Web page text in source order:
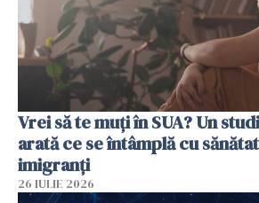
Vrei să te muți în SUA? Un
arată ce se întâmplă cu
imigranți
26 IULIE 2026